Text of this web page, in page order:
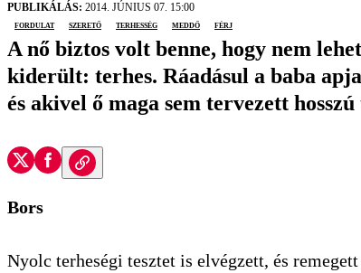
PUBLIKÁLÁS: 2014. JÚNIUS 07. 15:00
fordulat
szerető terhesség meddő férj
A nő biztos volt benne, hogy nem
kiderült: terhes. Ráadásul a baba
és akivel ő maga sem tervezett
Bors
Nyolc terheségi tesztet is elvégzett, és